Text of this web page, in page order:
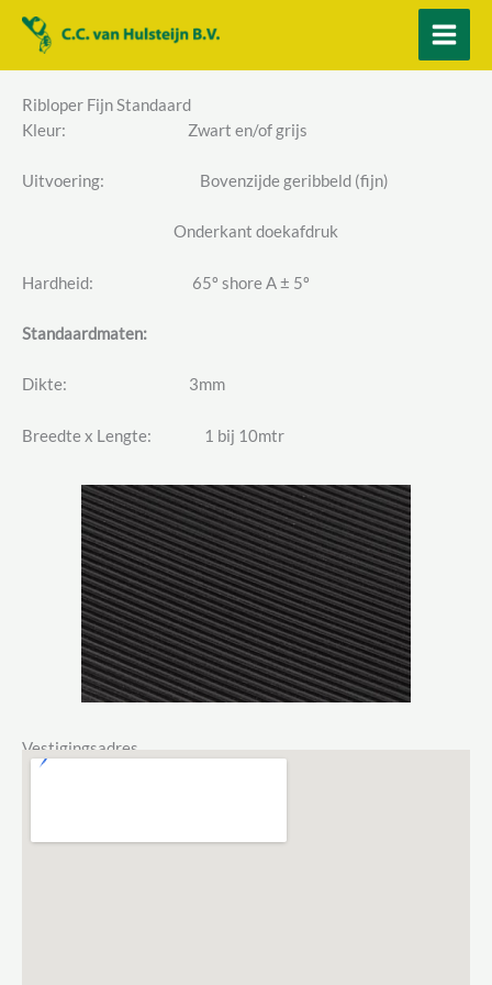
naar
Ribloper Fijn Standaard
Kleur: Zwart en/of grijs
Uitvoering: Bovenzijde geribbeld (fijn)
Onderkant doekafdruk
Hardheid: 65º shore A ± 5º
Standaardmaten:
Dikte: 3mm
Breedte x Lengte: 1 bij 10mtr
Vestigingsadres